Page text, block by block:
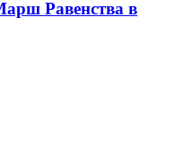
Равенства в